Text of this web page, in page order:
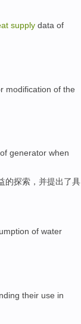
supply data of
modification of the
of generator when
的探索，并提出了具
of water
their use in